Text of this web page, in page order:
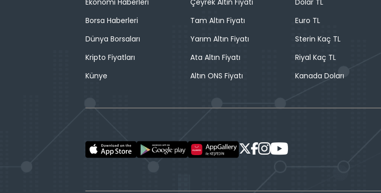
Ekonomi Haberleri
Borsa Haberleri
Dünya Borsaları
Kripto Fiyatları
Künye
Çeyrek Altın Fiyatı
Tam Altın Fiyatı
Yarım Altın Fiyatı
Ata Altın Fiyatı
Altın ONS Fiyatı
Dolar TL
Euro TL
Sterin Kaç TL
Riyal Kaç TL
Kanada Doları